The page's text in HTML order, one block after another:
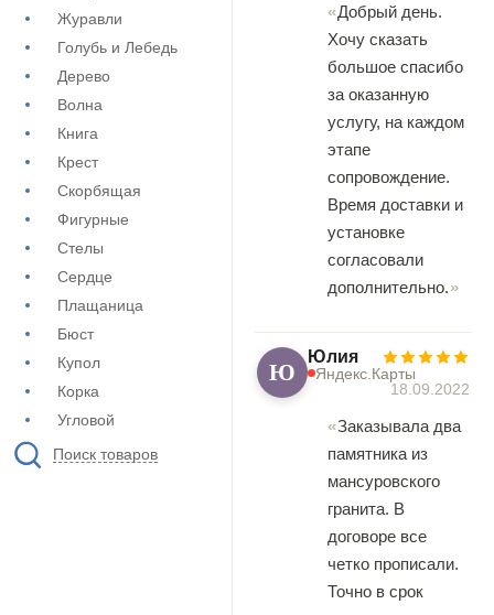
Журавли
Голубь и Лебедь
Дерево
Волна
Книга
Крест
Скорбящая
Фигурные
Стелы
Сердце
Плащаница
Бюст
Купол
Корка
Угловой
Поиск товаров
Добрый день.
Хочу сказать
большое спасибо
за оказанную
услугу, на каждом
этапе
сопровождение.
Время доставки и
установке
согласовали
дополнительно.
Ю Юлия
Яндекс.Карты
18.09.2022
Заказывала два
памятника из
мансуровского
гранита. В
договоре все
четко прописали.
Точно в срок